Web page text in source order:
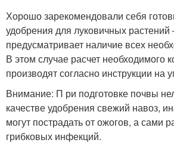
Хорошо зарекомендовали себя
удобрения для луковичных растений
предусматривает наличие всех
В этом случае расчет необходимого
производят согласно инструкции на
Внимание: П ри подготовке почвы
качестве удобрения свежий навоз,
могут пострадать от ожогов, а сами
грибковых инфекций.